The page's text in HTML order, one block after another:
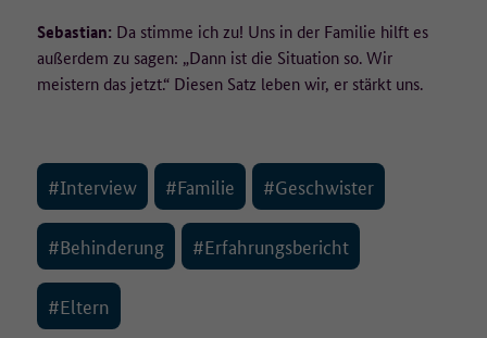
Sebastian: Da stimme ich zu! Uns in der Familie hilft es
außerdem zu sagen: „Dann ist die Situation so. Wir
meistern das jetzt.“ Diesen Satz leben wir, er stärkt uns.
#Interview #Familie #Geschwister
#Behinderung #Erfahrungsbericht
#Eltern